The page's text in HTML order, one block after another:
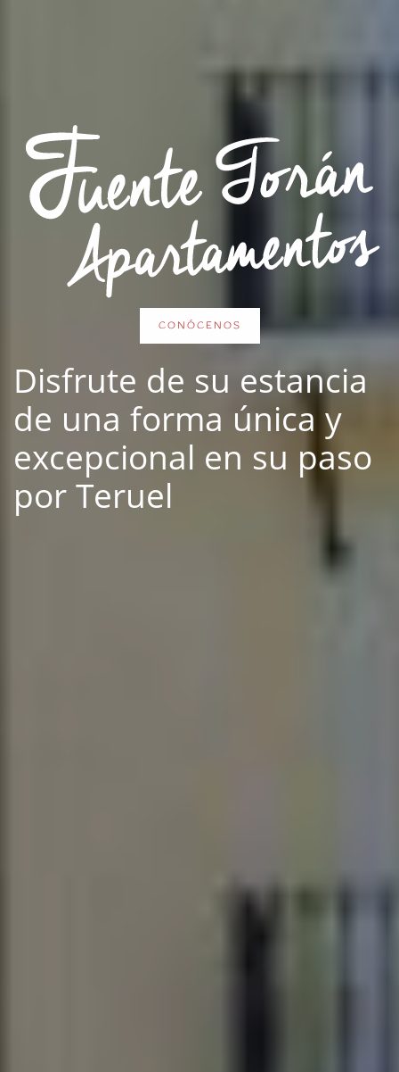
CONÓCENOS
Disfrute de su estancia
de una forma única y
excepcional en su paso
por Teruel